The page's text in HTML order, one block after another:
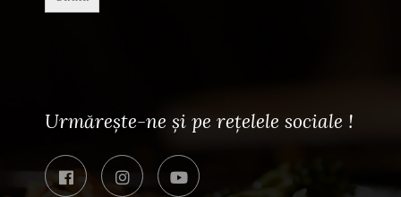
Urmărește-ne și pe rețelele sociale !